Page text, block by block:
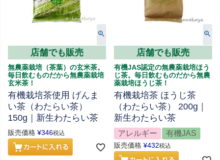
店舗でも販売
無農薬栽培（茶葉）の玄米茶。
毎日飲むものだから無農薬栽培
玄米茶！
有機栽培茶使用 げんま
い茶（わたらい茶）
150g｜新生わたらい茶
販売価格 ¥346税込
店舗でも販売
有機JAS認定の無農薬栽培ほう
じ茶。毎日飲むものだから無農
薬栽培ほうじ茶！
有機栽培茶 ほうじ茶
（わたらい茶） 200g｜
新生わたらい茶
アレルギー 有機JAS
販売価格 ¥432税込